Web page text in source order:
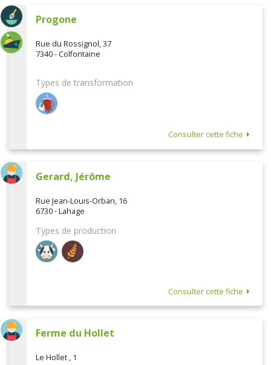
Progone
Rue du Rossignol, 37
7340 - Colfontaine
Types de transformation
Consulter cette fiche
Gerard, Jérôme
Rue Jean-Louis-Orban, 16
6730 - Lahage
Types de production
Consulter cette fiche
Ferme du Hollet
Le Hollet , 1